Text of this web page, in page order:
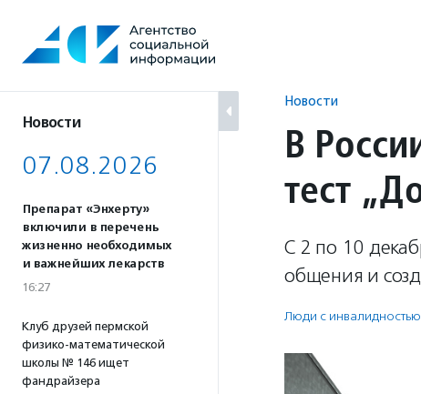
содержанию
Новости
07.08.2026
Препарат «Энхерту»
включили в перечень
жизненно необходимых
и важнейших лекарств
16:27
Клуб друзей пермской
физико-математической
школы № 146 ищет
фандрайзера
Новости
В
тест
С 2 по 10
общения и
Люди с инвалидностью